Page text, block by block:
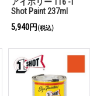
Shot Paint 237ml
5,940円 (税込)